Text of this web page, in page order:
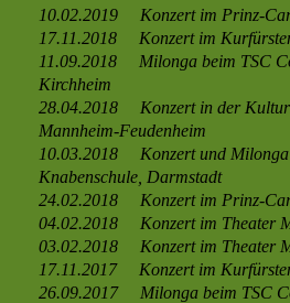
10.02.2019 Konzert im Prinz-
17.11.2018 Konzert im
11.09.2018 Milonga beim TSC
Kirchheim
28.04.2018 Konzert in der
Mannheim-Feudenheim
10.03.2018 Konzert und Milonga
Knabenschule, Darmstadt
24.02.2018 Konzert im Prinz-
04.02.2018 Konzert im Theater
03.02.2018 Konzert im Theater
17.11.2017 Konzert im
26.09.2017 Milonga beim TSC